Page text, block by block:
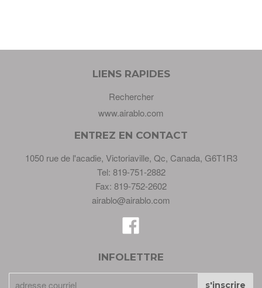
LIENS RAPIDES
Rechercher
www.airablo.com
ENTREZ EN CONTACT
1050 rue de l'acadie, Victoriaville, Qc, Canada, G6T1R3
Tel: 819-751-2882
Fax: 819-752-2602
airablo@airablo.com
INFOLETTRE